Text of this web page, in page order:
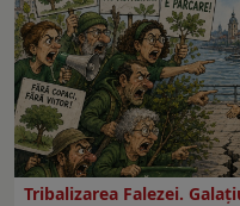
Tribalizarea Falezei.